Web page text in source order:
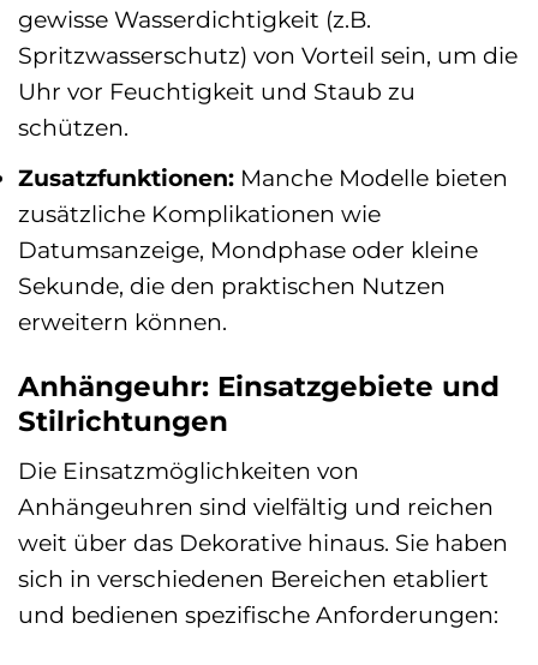
gewisse Wasserdichtigkeit (z.B.
Spritzwasserschutz) von Vorteil sein, um die
Uhr vor Feuchtigkeit und Staub zu
schützen.
Zusatzfunktionen: Manche Modelle bieten
zusätzliche Komplikationen wie
Datumsanzeige, Mondphase oder kleine
Sekunde, die den praktischen Nutzen
erweitern können.
Anhängeuhr: Einsatzgebiete und
Stilrichtungen
Die Einsatzmöglichkeiten von
Anhängeuhren sind vielfältig und reichen
weit über das Dekorative hinaus. Sie haben
sich in verschiedenen Bereichen etabliert
und bedienen spezifische Anforderungen: